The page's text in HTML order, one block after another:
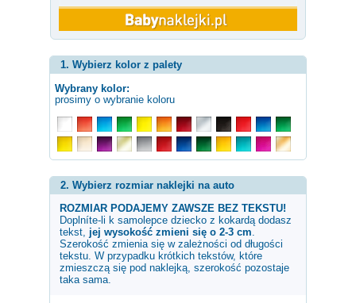
1. Wybierz kolor z palety
Wybrany kolor:
prosimy o wybranie koloru
2. Wybierz rozmiar naklejki na auto
ROZMIAR PODAJEMY ZAWSZE BEZ TEKSTU!
Doplníte-li k samolepce dziecko z kokardą dodasz
tekst, jej wysokość zmieni się o 2-3 cm
Szerokość zmienia się w zależności od długości
tekstu. W przypadku krótkich tekstów, które
zmieszczą się pod naklejką, szerokość pozostaje
taka sama.